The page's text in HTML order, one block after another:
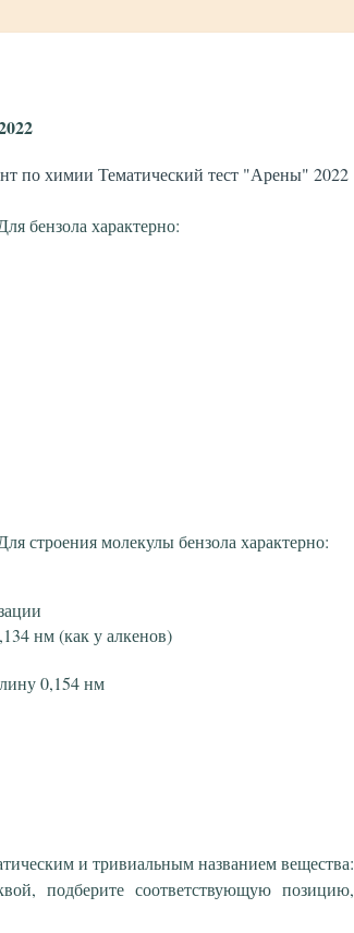
по химии Тематический тест "Арены" 2022
бензола характерно:
строения молекулы бензола характерно:
нм (как у алкенов)
0,154 нм
и тривиальным названием вещества:
подберите соответствующую позицию,